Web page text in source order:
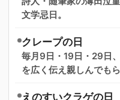
文学忌日。
クレープの日
毎月9日・19日・29日
を広く伝え親しんでもら
えのすいクラゲの日